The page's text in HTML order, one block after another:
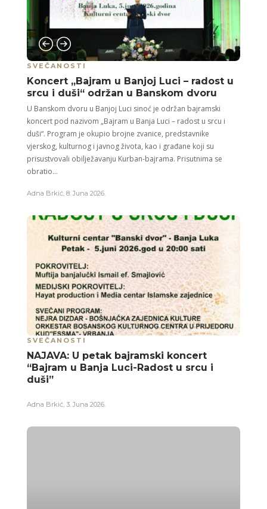
SVEČANOSTI
Koncert „Bajram u Banjoj Luci – radost u
srcu i duši“ održan u Banskom dvoru
U Banskom dvoru u Banjoj Luci sinoć je održan bajramski
koncert pod nazivom „Bajram u Banja Luci – radost u srcu i
duši“. Program je okupio brojne zvanice, predstavnike
vjerskog, kulturnog i javnog života, kao i građane koji su
prisustvovali obilježavanju Kurban-bajrama. Prisutnima se
obratio...
Adna Brkić, 8. Juna 2026.
SVEČANOSTI
NAJAVA: U petak bajramski koncert
“Bajram u Banja Luci-Radost u srcu i
duši”
Adna Brkić, 3. Juna 2026.